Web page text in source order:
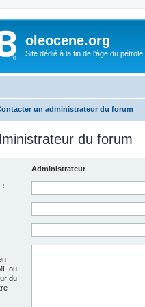
oleocene.org
Site dédié à la fin de l'âge du pétrole
un administrateur du forum
du forum
Administrateur
:
ou
du